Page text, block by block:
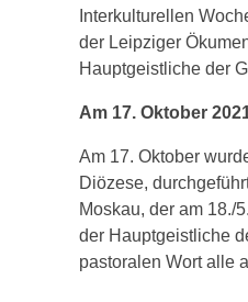
Interkulturellen
der Leipziger
Hauptgeistliche der
Am 17. Oktober
Am 17. Oktober
Diözese,
Moskau, der am 18./
der Hauptgeistliche
pastoralen Wort alle